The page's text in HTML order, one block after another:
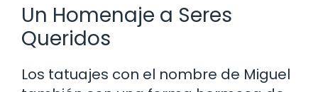
Un Homenaje a Seres
Queridos
Los tatuajes con el nombre de Miguel